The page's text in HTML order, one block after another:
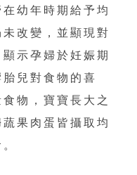
幼年時期給予均
改變，並顯現對
示孕婦於妊娠期
兒對食物的喜
物，寶寶長大之
果肉蛋皆攝取均